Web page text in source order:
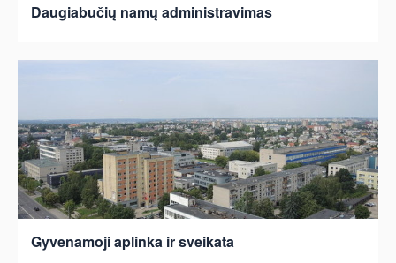
Daugiabučių namų administravimas
Gyvenamoji aplinka ir sveikata